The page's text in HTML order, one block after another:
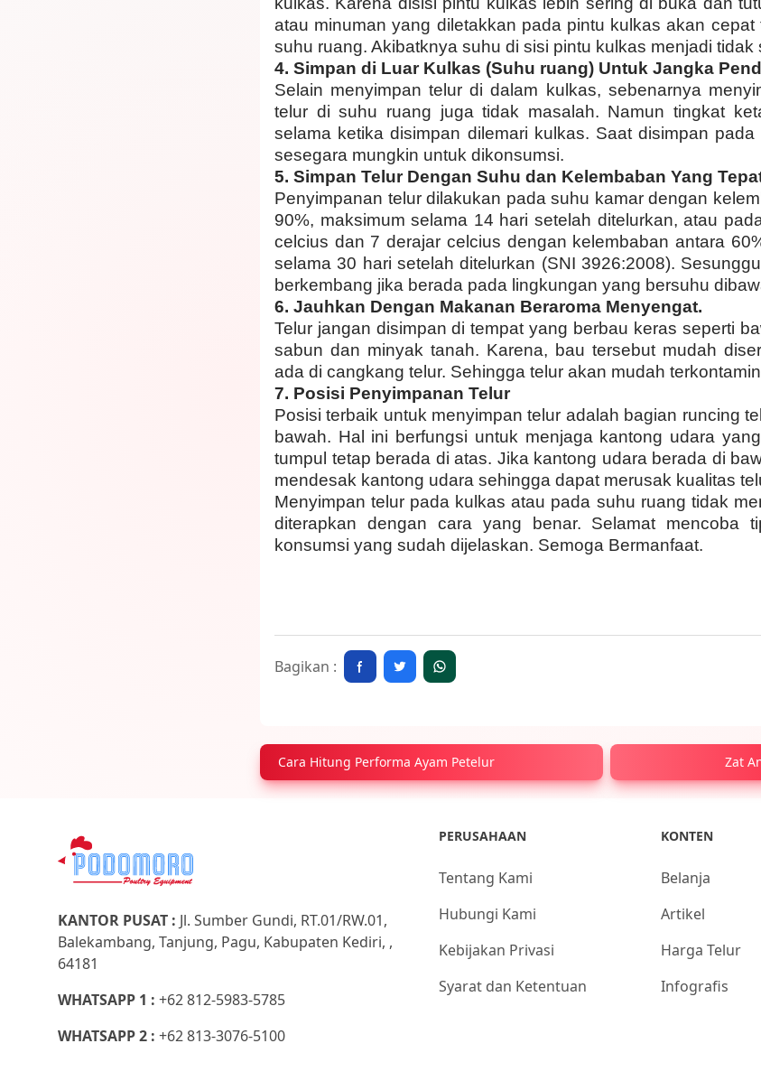
atau minuman yang diletakkan pada pintu kulkas akan cepat
suhu ruang. Akibatknya suhu di sisi pintu kulkas menjadi tidak
4. Simpan di Luar Kulkas (Suhu ruang) Untuk Jangka
Selain menyimpan telur di dalam kulkas, sebenarnya
telur di suhu ruang juga tidak masalah. Namun tingkat
selama ketika disimpan dilemari kulkas. Saat disimpan
sesegara mungkin untuk dikonsumsi.
5. Simpan Telur Dengan Suhu dan Kelembaban Yang
Penyimpanan telur dilakukan pada suhu kamar dengan
90%, maksimum selama 14 hari setelah ditelurkan, atau
celcius dan 7 derajar celcius dengan kelembaban antara
selama 30 hari setelah ditelurkan (SNI 3926:2008).
berkembang jika berada pada lingkungan yang bersuhu
6. Jauhkan Dengan Makanan Beraroma Menyengat.
Telur jangan disimpan di tempat yang berbau keras seperti
sabun dan minyak tanah. Karena, bau tersebut mudah
ada di cangkang telur. Sehingga telur akan mudah
7. Posisi Penyimpanan Telur
Posisi terbaik untuk menyimpan telur adalah bagian runcing
bawah. Hal ini berfungsi untuk menjaga kantong udara
tumpul tetap berada di atas. Jika kantong udara berada di
mendesak kantong udara sehingga dapat merusak kualitas
Menyimpan telur pada kulkas atau pada suhu ruang tidak
diterapkan dengan cara yang benar. Selamat mencoba
konsumsi yang sudah dijelaskan. Semoga Bermanfaat.
Bagikan :
Cara Hitung Performa Ayam Petelur Zat
KANTOR PUSAT : Jl. Sumber Gundi, RT.01/RW.01,
Balekambang, Tanjung, Pagu, Kabupaten Kediri, ,
64181
WHATSAPP 1 : +62 812-5983-5785
WHATSAPP 2 : +62 813-3076-5100
PERUSAHAAN
Tentang Kami
Hubungi Kami
Kebijakan Privasi
Syarat dan Ketentuan
KONTEN
Belanja
Artikel
Harga Telur
Infografis